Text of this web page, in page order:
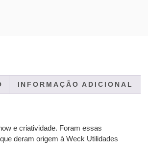
INFORMAÇÃO ADICIONAL
e criatividade. Foram essas
deram origem à Weck Utilidades